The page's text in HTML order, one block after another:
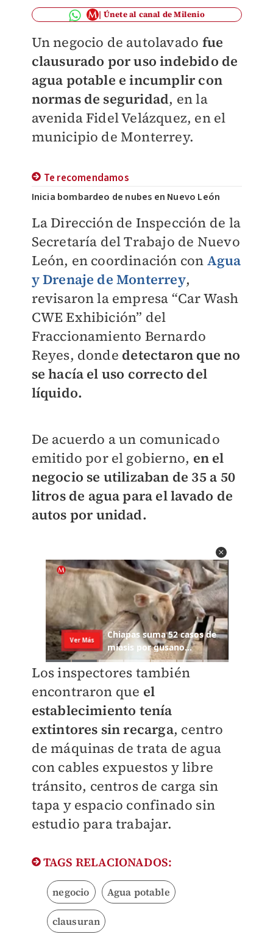
Únete al canal de Milenio
Un negocio de autolavado fue
clausurado por uso indebido de
agua potable e incumplir con
normas de seguridad, en la
avenida Fidel Velázquez, en el
municipio de Monterrey.
Te recomendamos
Inicia bombardeo de nubes en Nuevo León
La Dirección de Inspección de la
Secretaría del Trabajo de Nuevo
León, en coordinación con Agua
y Drenaje de Monterrey,
revisaron la empresa “Car Wash
CWE Exhibición” del
Fraccionamiento Bernardo
Reyes, donde detectaron que no
se hacía el uso correcto del
líquido.
De acuerdo a un comunicado
emitido por el gobierno, en el
negocio se utilizaban de 35 a 50
litros de agua para el lavado de
autos por unidad.
Los inspectores también
encontraron que el
establecimiento tenía
extintores sin recarga, centro
de máquinas de trata de agua
con cables expuestos y libre
tránsito, centros de carga sin
tapa y espacio confinado sin
estudio para trabajar.
TAGS RELACIONADOS:
negocio Agua potable
clausuran